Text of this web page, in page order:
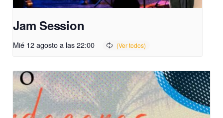
Jam Session
Mié 12 agosto a las 22:00